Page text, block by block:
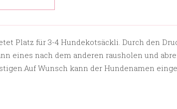
Platz für 3-4 Hundekotsäckli. Durch den
eines nach dem anderen rausholen und
Auf Wunsch kann der Hundenamen